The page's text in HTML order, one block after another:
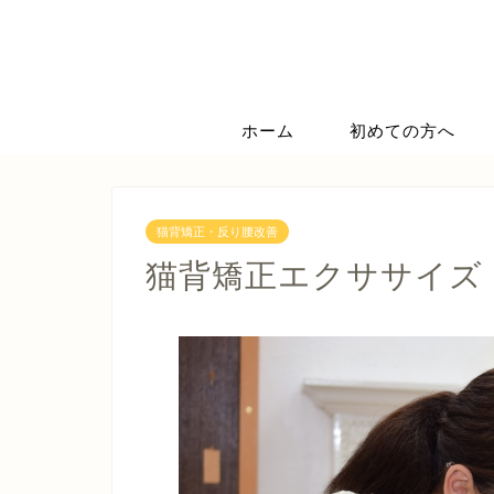
ホーム 初めての方へ
猫背矯正・反り腰改善
猫背矯正エクササイズ